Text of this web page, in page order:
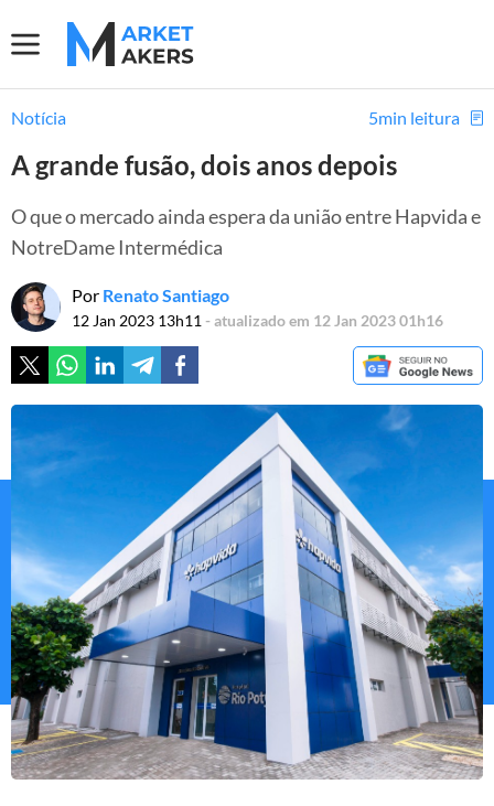
Notícia 5min leitura
A grande fusão, dois anos depois
O que o mercado ainda espera da união entre Hapvida e
NotreDame Intermédica
Por Renato Santiago
12 Jan 2023 13h11 - atualizado em 12 Jan 2023 01h16